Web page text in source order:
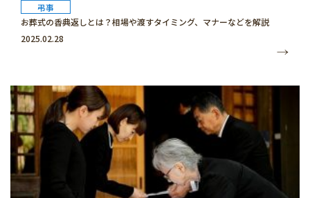
弔事
お葬式の香典返しとは？相場や渡すタイミング、マナーなどを解説
2025.02.28